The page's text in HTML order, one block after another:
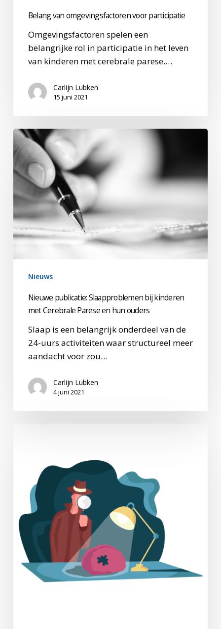
Belang van omgevingsfactoren voor participatie
Omgevingsfactoren spelen een
belangrijke rol in participatie in het leven
van kinderen met cerebrale parese.…
Carlijn Lubken
15 juni 2021
Nieuwe
publicatie:
Slaapproblemen
bij
kinderen
met
Cerebrale
Parese
en
Nieuws
Nieuwe publicatie: Slaapproblemen bij kinderen
met Cerebrale Parese en hun ouders
Slaap is een belangrijk onderdeel van de
24-uurs activiteiten waar structureel meer
aandacht voor zou…
Carlijn Lubken
4 juni 2021